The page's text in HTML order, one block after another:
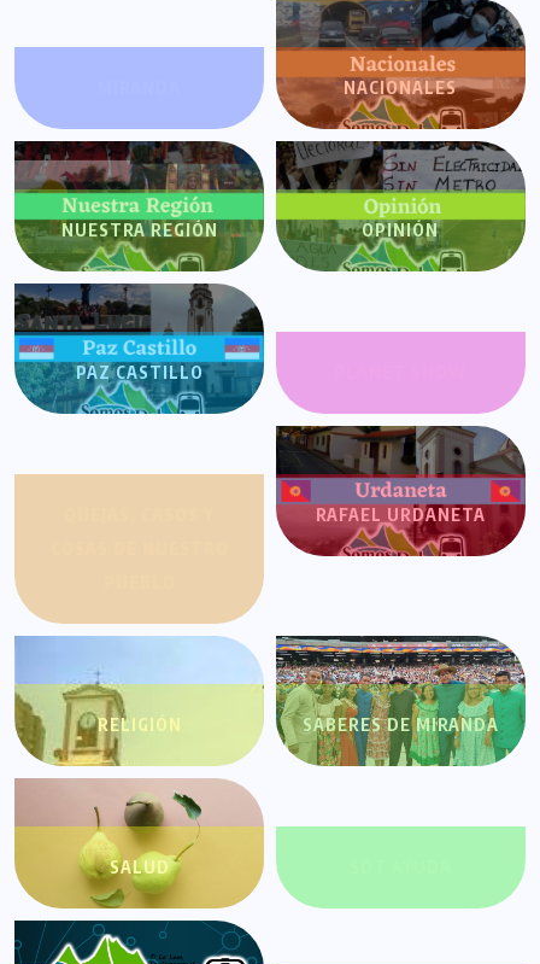
NACIONALES
NUESTRA REGIÓN OPINIÓN
PAZ CASTILLO
RAFAEL URDANETA
RELIGIÓN SABERES DE MIRANDA
SALUD